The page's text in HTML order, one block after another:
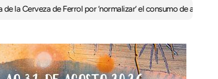
de Ferrol por ‘normalizar’ el consumo de alcoholDe Perlío a